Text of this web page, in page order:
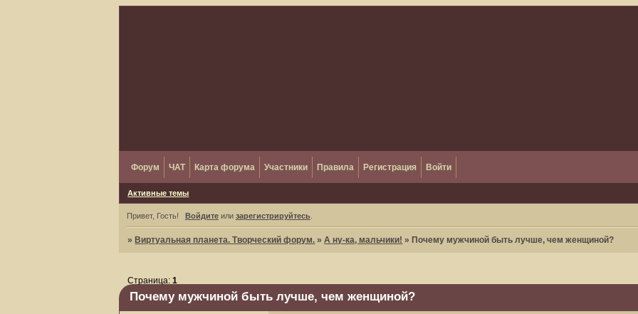
Форум ЧАТ Карта форума Участники Правила Регистрация Войти
Активные темы
Привет, Гость! Войдитеили зарегистрируйтесь.
»Виртуальная планета. Творческий форум. »А ну-ка, мальчики! »Почему мужчиной быть лучше, чем женщиной?
Почему мужчиной быть лучше, чем женщиной?
Страница:1